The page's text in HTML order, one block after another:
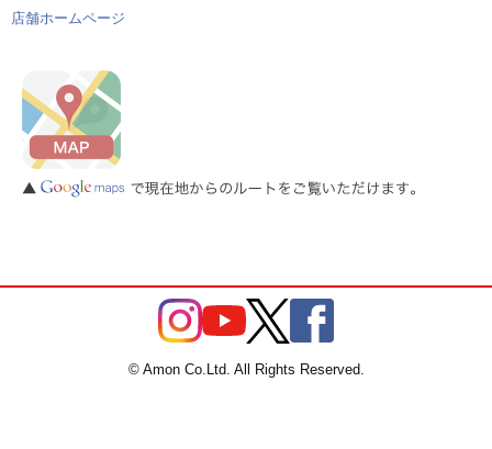
店舗ホームページ
© Amon Co.Ltd. All Rights Reserved.